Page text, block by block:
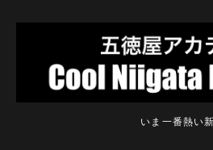
いま一番熱い